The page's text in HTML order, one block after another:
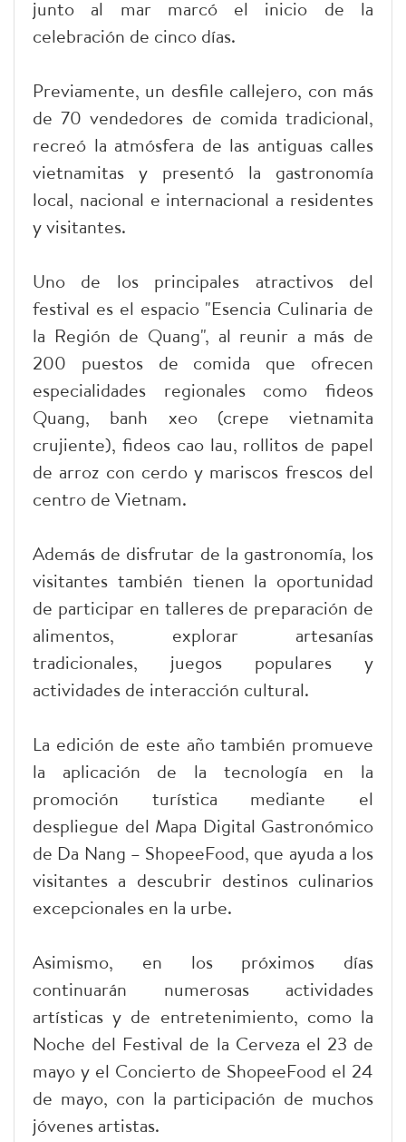
junto al mar marcó el inicio de la
celebración de cinco días.
Previamente, un desfile callejero, con más
de 70 vendedores de comida tradicional,
recreó la atmósfera de las antiguas calles
vietnamitas y presentó la gastronomía
local, nacional e internacional a residentes
y visitantes.
Uno de los principales atractivos del
festival es el espacio "Esencia Culinaria de
la Región de Quang", al reunir a más de
200 puestos de comida que ofrecen
especialidades regionales como fideos
Quang, banh xeo (crepe vietnamita
crujiente), fideos cao lau, rollitos de papel
de arroz con cerdo y mariscos frescos del
centro de Vietnam.
Además de disfrutar de la gastronomía, los
visitantes también tienen la oportunidad
de participar en talleres de preparación de
alimentos, explorar artesanías
tradicionales, juegos populares y
actividades de interacción cultural.
La edición de este año también promueve
la aplicación de la tecnología en la
promoción turística mediante el
despliegue del Mapa Digital Gastronómico
de Da Nang – ShopeeFood, que ayuda a los
visitantes a descubrir destinos culinarios
excepcionales en la urbe.
Asimismo, en los próximos días
continuarán numerosas actividades
artísticas y de entretenimiento, como la
Noche del Festival de la Cerveza el 23 de
mayo y el Concierto de ShopeeFood el 24
de mayo, con la participación de muchos
jóvenes artistas.